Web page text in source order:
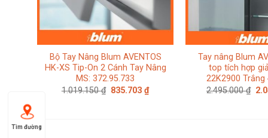
Bộ Tay Nâng Blum AVENTOS
HK-XS Tip-On 2 Cánh Tay Nâng
MS: 372.95.733
1.019.150₫ Giá
835.703₫Giá
hiện
Tay nâng Blum
top tích hợp
22K2900 Trắng
2.495.000₫ Giá
Tìm đường